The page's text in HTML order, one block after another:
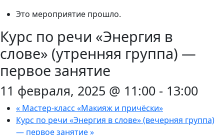
Это мероприятие прошло.
Курс по речи «Энергия в
слове» (утренняя группа) —
первое занятие
11 февраля, 2025 @ 11:00 - 13:00
« Мастер-класс «Макияж и причёски»
Курс по речи «Энергия в слове» (вечерняя группа)
— первое занятие»